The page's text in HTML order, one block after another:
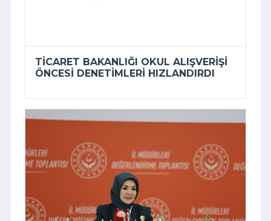
TICARET BAKANLIĞI OKUL ALIŞVERIŞI
ÖNCESI DENETIMLERI HIZLANDIRDI